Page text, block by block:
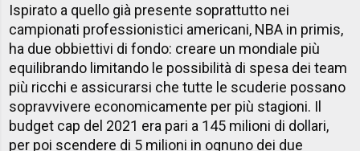
Ispirato a quello già presente soprattutto nei
campionati professionistici americani, NBA in primis,
ha due obbiettivi di fondo: creare un mondiale più
equilibrando limitando le possibilità di spesa dei team
più ricchi e assicurarsi che tutte le scuderie possano
sopravvivere economicamente per più stagioni. Il
budget cap del 2021 era pari a 145 milioni di dollari,
per poi scendere di 5 milioni in ognuno dei due